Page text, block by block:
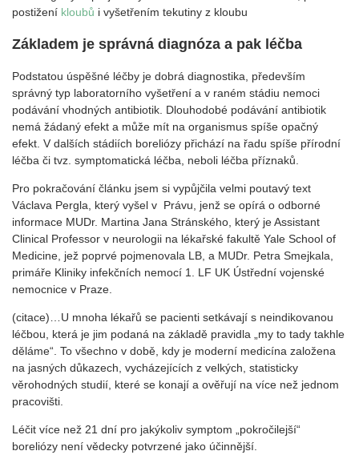
postižení kloubů i vyšetřením tekutiny z kloubu
Základem je správná diagnóza a pak léčba
Podstatou úspěšné léčby je dobrá diagnostika, především
správný typ laboratorního vyšetření a v raném stádiu nemoci
podávání vhodných antibiotik. Dlouhodobé podávání antibiotik
nemá žádaný efekt a může mít na organismus spíše opačný
efekt. V dalších stádiích boreliózy přichází na řadu spíše přírodní
léčba či tvz. symptomatická léčba, neboli léčba příznaků.
Pro pokračování článku jsem si vypůjčila velmi poutavý text
Václava Pergla, který vyšel v Právu, jenž se opírá o odborné
informace MUDr. Martina Jana Stránského, který je Assistant
Clinical Professor v neurologii na lékařské fakultě Yale School of
Medicine, jež poprvé pojmenovala LB, a MUDr. Petra Smejkala,
primáře Kliniky infekčních nemocí 1. LF UK Ústřední vojenské
nemocnice v Praze.
(citace)…U mnoha lékařů se pacienti setkávají s neindikovanou
léčbou, která je jim podaná na základě pravidla „my to tady takhle
děláme“. To všechno v době, kdy je moderní medicína založena
na jasných důkazech, vycházejících z velkých, statisticky
věrohodných studií, které se konají a ověřují na více než jednom
pracovišti.
Léčit více než 21 dní pro jakýkoliv symptom „pokročilejší“
boreliózy není vědecky potvrzené jako účinnější.